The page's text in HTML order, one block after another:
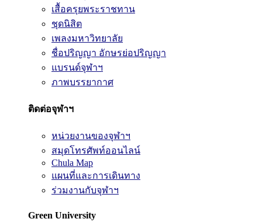
เสื้อครุยพระราชทาน
ชุดนิสิต
เพลงมหาวิทยาลัย
ชื่อปริญญา อักษรย่อปริญญา
แบรนด์จุฬาฯ
ภาพบรรยากาศ
ติดต่อจุฬาฯ
หน่วยงานของจุฬาฯ
สมุดโทรศัพท์ออนไลน์
Chula Map
แผนที่และการเดินทาง
ร่วมงานกับจุฬาฯ
Green University